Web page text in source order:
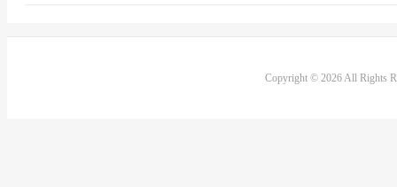
Copyright © 2026 All Rights